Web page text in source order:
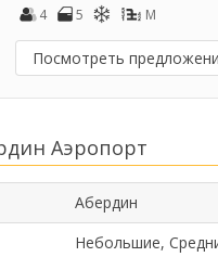
4
5 M
Посмотреть
Аэропорт
Абердин
Небольшие,